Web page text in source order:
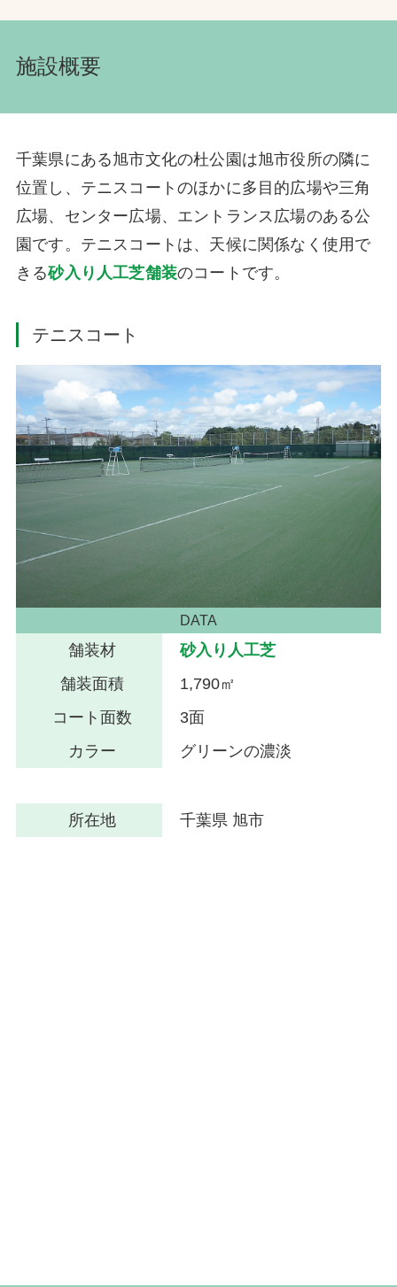
施設概要
千葉県にある旭市文化の杜公園は旭市役所の隣に
位置し、テニスコートのほかに多目的広場や三角
広場、センター広場、エントランス広場のある公
園です。テニスコートは、天候に関係なく使用で
きる砂入り人工芝舗装のコートです。
テニスコート
DATA
舗装材
砂入り人工芝
舗装面積
1,790㎡
コート面数
3面
カラー
グリーンの濃淡
所在地 千葉県 旭市